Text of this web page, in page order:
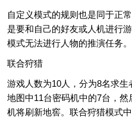
自定义模式的规则也是同于正
是要和自己的好友或人机进行
模式无法进行人物的推演任务。
联合狩猎
游戏人数为10人，分为8名求
地图中11台密码机中的7台，
机将刷新地窖。联合狩猎模式